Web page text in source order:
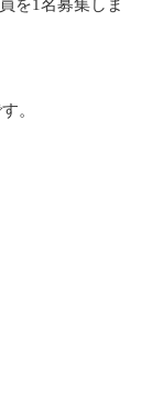
を1名募集しま
。